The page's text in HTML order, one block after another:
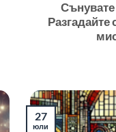
Сънувате
Разгадайте
27
юли